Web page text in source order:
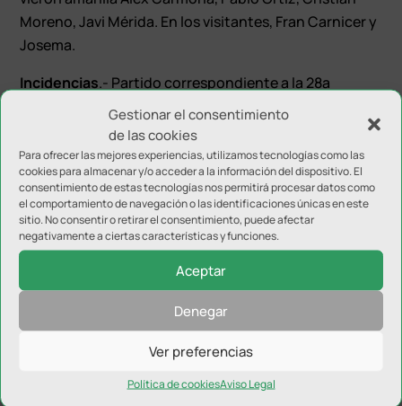
Gestionar el consentimiento
de las cookies
Para ofrecer las mejores experiencias, utilizamos tecnologías como las
cookies para almacenar y/o acceder a la información del dispositivo. El
consentimiento de estas tecnologías nos permitirá procesar datos como
el comportamiento de navegación o las identificaciones únicas en este
sitio. No consentir o retirar el consentimiento, puede afectar
negativamente a ciertas características y funciones.
Aceptar
Denegar
Ver preferencias
Política de cookiesAviso Legal
Moreno, Javi Mérida. En los visitantes, Fran Carnicer y
Josema.
Incidencias.- Partido correspondiente a la 28ª
jornada del Campeonato Nacional de Liga del Grupo
IX de Tercera División entre CD El Ejido 2012 y el
Linares Deportivo en el estadio de Santo Domingo.
Enviar comentario
Tu dirección de correo electrónico no será publicada.
campos obligatorios están marcados con